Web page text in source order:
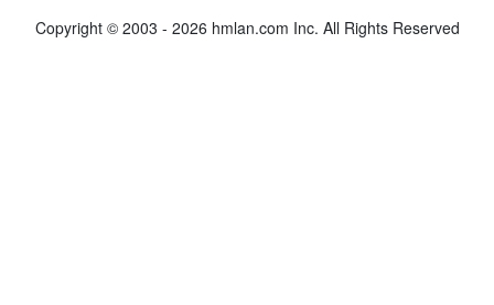
Copyright © 2003 - 2026 hmlan.com Inc. All Rights Reserved